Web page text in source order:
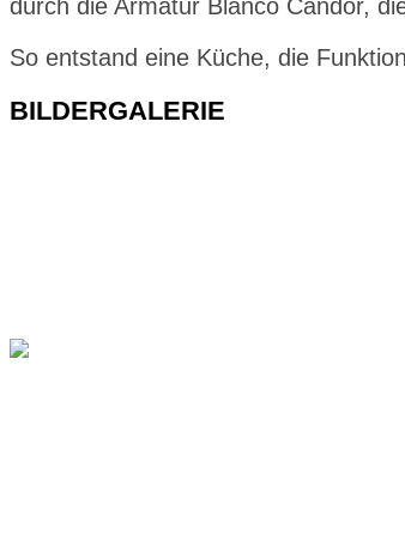
durch die Armatur Blanco Candor,
So entstand eine Küche, die
BILDERGALERIE